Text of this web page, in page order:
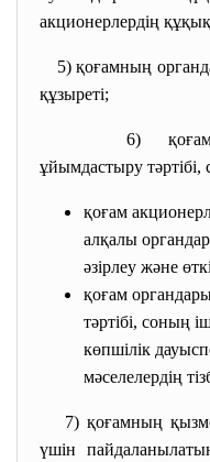
акционерлердiң
5) қоғамның
құзыреті;
6)
ұйымдастыру тәртібі,
қоғам
алқалы
әзірлеу және
қоғам
тәртібі, соның
көпшілік
мәселелердің
7) қоғамның
үшiн